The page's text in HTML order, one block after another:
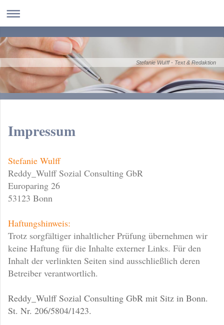
Stefanie Wulff - Text & Redaktion
Impressum
Stefanie Wulff
Reddy_Wulff Sozial Consulting GbR
Europaring 26
53123 Bonn
Haftungshinweis:
Trotz sorgfältiger inhaltlicher Prüfung übernehmen wir
keine Haftung für die Inhalte externer Links. Für den
Inhalt der verlinkten Seiten sind ausschließlich deren
Betreiber verantwortlich.
Reddy_Wulff Sozial Consulting GbR mit Sitz in Bonn.
St. Nr. 206/5804/1423.